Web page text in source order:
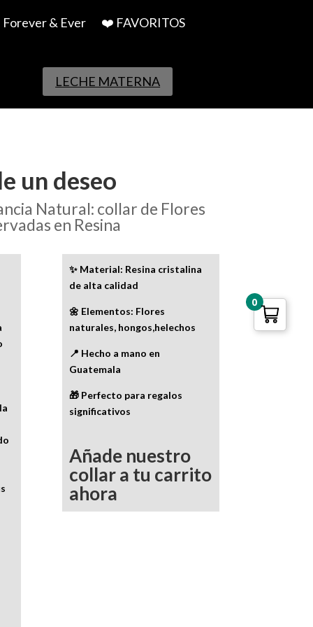
Forever & Ever ❤️ FAVORITOS
LECHE MATERNA
un deseo
Natural: collar de Flores
en Resina
✨ Material: Resina cristalina
de alta calidad
🌼 Elementos: Flores
naturales, hongos,helechos
📍 Hecho a mano en
Guatemala
🎁 Perfecto para regalos
significativos
Añade nuestro
collar a tu carrito
ahora
0